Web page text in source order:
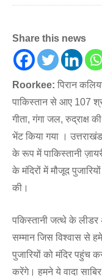
Share this news
Roorkee: पिरान
पाकिस्तान से आए 107
गीता, गंगा जल, रुद्राक्ष
भेंट किया गया ।
के रूप में पाकिस्तानी
के मंदिरों में मौजूद
की।
पकिस्तानी जत्थे के लीडर
सम्मान जिस विश्वास से
पुजारियों को मंदिर पहुंच
करेंगे। हमने ये वादा